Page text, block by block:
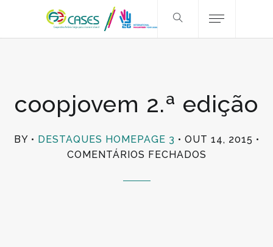
coopjovem 2.ª edição
BY DESTAQUES HOMEPAGE 3
OUT 14, 2015
COMENTÁRIOS FECHADOS